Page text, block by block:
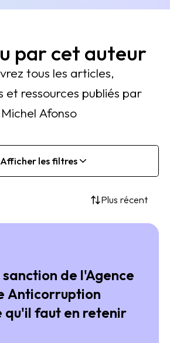
par cet auteur
tous les articles,
et ressources publiés par
Michel Afonso
Afficher les filtres
Plus récent
de l'Agence
Anticorruption
qu'il faut en retenir